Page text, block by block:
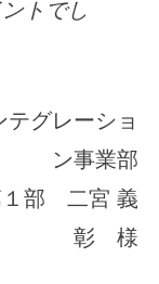
トでし
グレーショ
ン事業部
１部 二宮 義
彰 様